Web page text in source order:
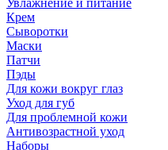
Увлажнение и питание
Крем
Сыворотки
Маски
Патчи
Пэды
Для кожи вокруг глаз
Уход для губ
Для проблемной кожи
Антивозрастной уход
Наборы